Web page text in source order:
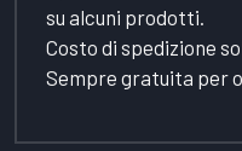
su alcuni prodotti.
Costo di spedizione
Sempre gratuita per